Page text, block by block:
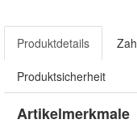
Produktdetails
Produktsicherheit
Artikelmerkmale